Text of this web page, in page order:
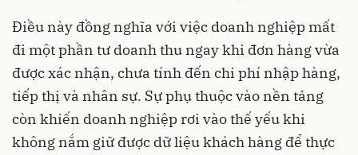
Điều này đồng nghĩa với việc doanh nghiệp mất
đi một phần tư doanh thu ngay khi đơn hàng vừa
được xác nhận, chưa tính đến chi phí nhập hàng,
tiếp thị và nhân sự. Sự phụ thuộc vào nền tảng
còn khiến doanh nghiệp rơi vào thế yếu khi
không nắm giữ được dữ liệu khách hàng để thực